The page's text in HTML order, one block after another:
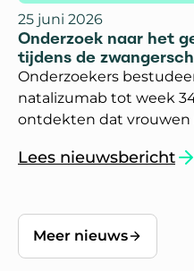
25 juni 2026
Onderzoek naar het
tijdens de
Onderzoekers
natalizumab tot week
ontdekten dat vrouwen
Lees nieuwsbericht
`Onderzoek naar
Meer nieuws